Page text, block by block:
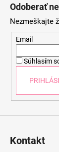
Odoberať
Nezmeškajte
Email
Súhlasím
Kontakt